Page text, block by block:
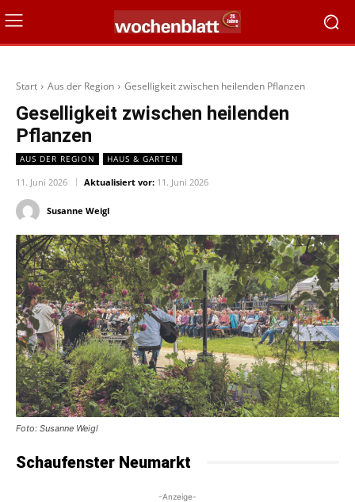
Start Aus der Region Geselligkeit zwischen heilenden Pflanzen
Geselligkeit zwischen heilenden
Pflanzen
AUS DER REGION HAUS & GARTEN
11. Juni 2026 Aktualisiert vor: 11. Juni 2026
Susanne Weigl
Foto: Susanne Weigl
Schaufenster Neumarkt
-Anzeige-